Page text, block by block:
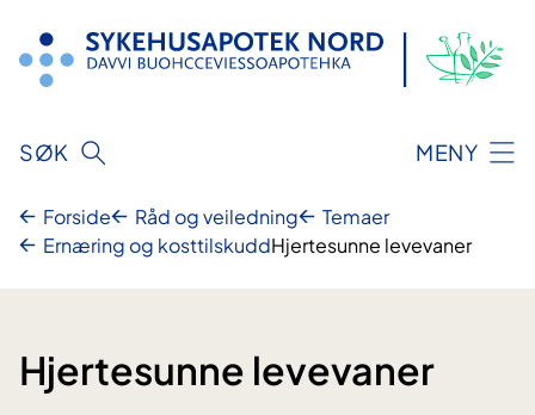
innhold
SØK MENY
Forside Råd og veiledning
Temaer
Ernæring og kosttilskuddHjertesunne levevaner
Hjertesunne levevaner